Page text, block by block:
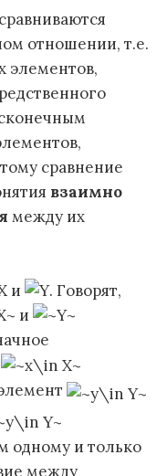
отношении, т.е.
элементов,
сравнение
взаимно
между их
и
. Говорят,
и
одному и только
между